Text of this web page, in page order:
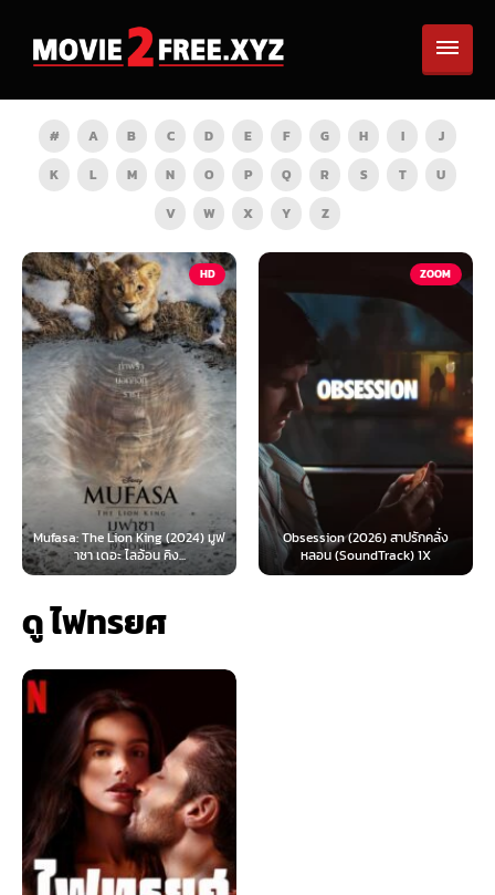
# A B C D E F G H I
J
K
L M N O P Q R S T
U
V
W X Y Z
HD
The Lion King (2024) มูฟ
าซา เดอะ ไลอ้อน คิง...
Obsession (2026) สาปรักคลั่ง
หลอน (SoundTrack) 1X
Survive
ดู ไฟทรยศ